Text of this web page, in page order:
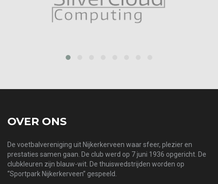
OVER ONS
De voetbalvereniging uit Nijkerkerveen waar sfeer, plezier en
prestaties samen gaan. De club werd op 7 juni 1936 opgericht. De
clubkleuren zijn blauw-wit. De thuiswedstrijden worden op
“Sportpark Nijkerkerveen” gespeeld.